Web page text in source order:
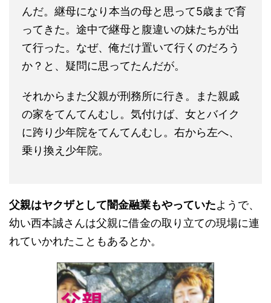
んだ。継母になり本当の母と思って5歳まで育
ってきた。途中で継母と腹違いの妹たちが出
て行った。なぜ、俺だけ置いて行くのだろう
か？と、疑問に思ってたんだが。
それからまた父親が刑務所に行き。また親戚
の家をてんてんむし。気付けば、女とバイク
に跨り少年院をてんてんむし。右から左へ、
乗り換え少年院。
父親はヤクザとして闇金融業もやっていたようで、
幼い西本誠さんは父親に借金の取り立ての現場に連
れていかれたこともあるとか。